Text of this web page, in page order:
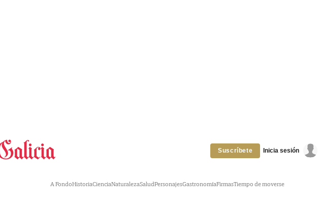
Suscríbete Inicia sesión
A FondoHistoriaCienciaNaturalezaSaludPersonajesGastronomíaFirmasTiempo de moverse